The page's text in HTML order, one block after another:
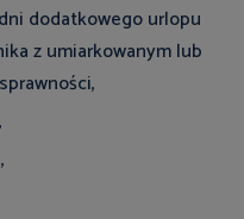
dodatkowego urlopu
z umiarkowanym lub